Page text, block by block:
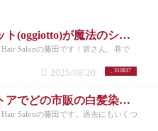
オッジィオット(oggiotto)が魔法のシャンプーと呼ばれる理由！取扱店だからこそ分かる髪質改善力
Hair Salonの藤田です！皆さん、巷で
310837
2025/08/20
ドラックストアでどの市販の白髪染めが人気なのか美容師がリサーチしてランキングにした。
Hair Salonの藤田です。過去にもいくつ